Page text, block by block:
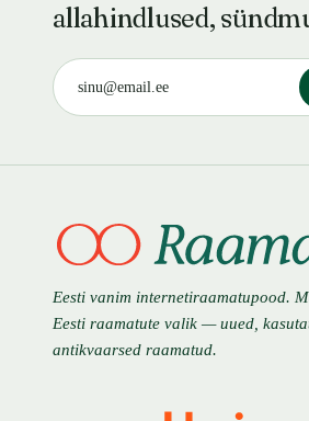
allahindlused,
Eesti vanim internetiraamatupood.
Eesti raamatute valik — uued,
antikvaarsed raamatud.